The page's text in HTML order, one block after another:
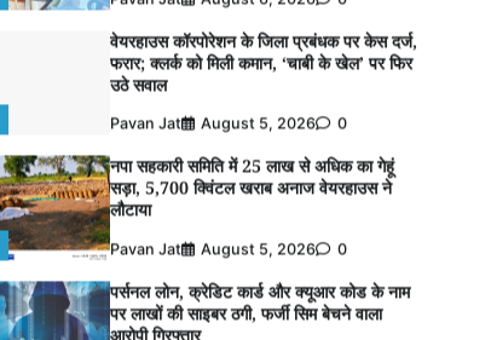
नपा सहकारी समिति में 25 लाख से अधिक का गेहूं
सड़ा, 5,700 क्विंटल खराब अनाज वेयरहाउस ने
पर्सनल लोन, क्रेडिट कार्ड और क्यूआर कोड के नाम
पर लाखों की साइबर ठगी, फर्जी सिम बेचने वाला
विशेष प्रवर्तन अभियान में नर्मदापुरम पुलिस की सख्त